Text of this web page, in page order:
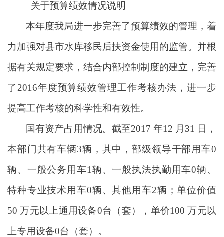
关于预算绩效情况说明
本年度我局进一步完善了预算绩效的管理，着
力加强对县市水库移民后扶资金使用的监管。并根
据有关规定要求，结合内部控制制度的建立，完善
了2016年度预算绩效管理工作考核办法，进一步
提高工作考核的科学性和有效性。
国有资产占用情况。截至2017 年12 月31 日，
本部门共有车辆3辆，其中，部级领导干部用车0
辆、一般公务用车1辆、一般执法执勤用车0辆、
特种专业技术用车0辆、其他用车2辆；单位价值
50 万元以上通用设备0台（套），单价100 万元以
上专用设备0台（套）。